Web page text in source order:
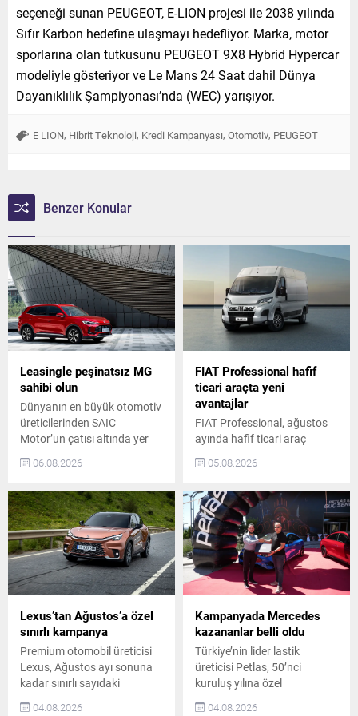
seçeneği sunan PEUGEOT, E-LION projesi ile 2038 yılında
Sıfır Karbon hedefine ulaşmayı hedefliyor. Marka, motor
sporlarına olan tutkusunu PEUGEOT 9X8 Hybrid Hypercar
modeliyle gösteriyor ve Le Mans 24 Saat dahil Dünya
Dayanıklılık Şampiyonası’nda (WEC) yarışıyor.
E LION, Hibrit Teknoloji, Kredi Kampanyası, Otomotiv, PEUGEOT
Benzer Konular
Leasingle peşinatsız MG
sahibi olun
Dünyanın en büyük otomotiv
üreticilerinden SAIC
Motor’un çatısı altında yer
Trend Otomotiv tarafından
ayına özel kampanyalarla
otomobil sahibi olmak
isteyenlere büyük avantajlar
sunuyor. ZS Hybrid+ Luxury
modeli, elektrikli açılabilir
panoramik cam tavan
hediyesi ve 2.290.000 TL
takas destekli fiyatıyla öne
çıkıyor. MG,...
06.08.2026
FIAT Professional hafif
ticari araçta yeni
avantajlar
FIAT Professional, ağustos
ayında hafif ticari araç
avantajlı satın alma
Scudo, Ulysse, Ducato ve
Doblo modellerinde 1 milyon
TL’ye varan kredi seçenekleri
veya model bazlı 150 bin
TL’ye varan nakit indirim
imkânları sunuluyor.
Kampanya kapsamında
müşteriler, geniş ürün
gamındaki modelleri cazip
finansman avantajlarıyla
satın alabiliyor. Scudo...
05.08.2026
Lexus’tan Ağustos’a özel
sınırlı kampanya
Premium otomobil üreticisi
Lexus, Ağustos ayı sonuna
kadar sınırlı sayıdaki
araçlarda özel fiyat
04.08.2026
Kampanyada Mercedes
kazananlar belli oldu
Türkiye’nin lider lastik
üreticisi Petlas, 50’nci
kuruluş yılına özel
düzenlediği otomobil ödüllü
04.08.2026